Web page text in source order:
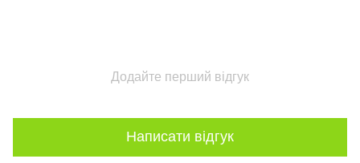
Додайте перший відгук
Написати відгук